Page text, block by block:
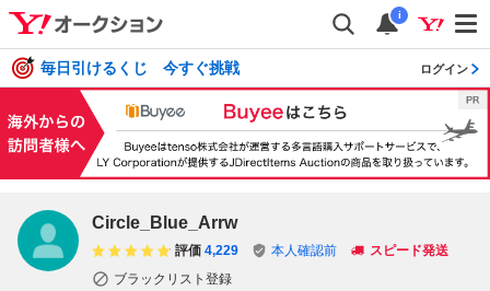
i
毎日引けるくじ 今すぐ挑戦 ログイン
Circle_Blue_Arrw
評価 4,229 本人確認前
スピード発送
ブラックリスト登録